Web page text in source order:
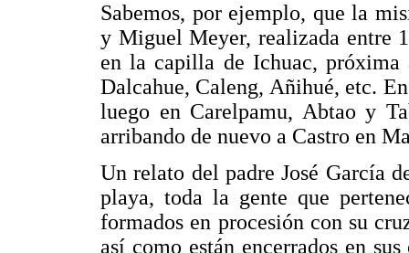
Sabemos, por ejemplo, que la
y Miguel Meyer, realizada entre
en la capilla de Ichuac,
Dalcahue, Caleng, Añihué, etc.
luego en Carelpamu, Abtao y
arribando de nuevo a Castro en
Un relato del padre José García
playa, toda la gente que
formados en procesión con su
así como están encerrados en